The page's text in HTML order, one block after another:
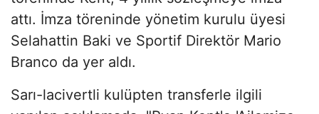
attı. İmza töreninde yönetim kurulu üyesi
Selahattin Baki ve Sportif Direktör Mario
Branco da yer aldı.
Sarı-lacivertli kulüpten transferle ilgili